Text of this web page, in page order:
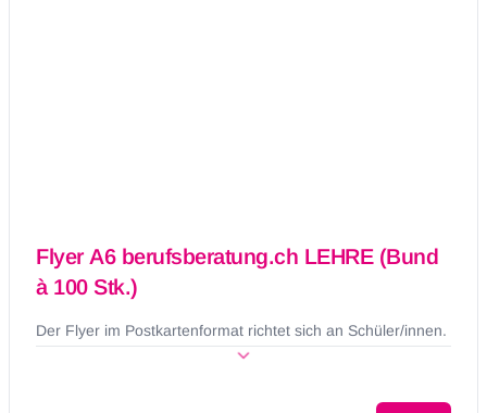
Flyer A6 berufsberatung.ch LEHRE (Bund
à 100 Stk.)
Der Flyer im Postkartenformat richtet sich an Schüler/innen.